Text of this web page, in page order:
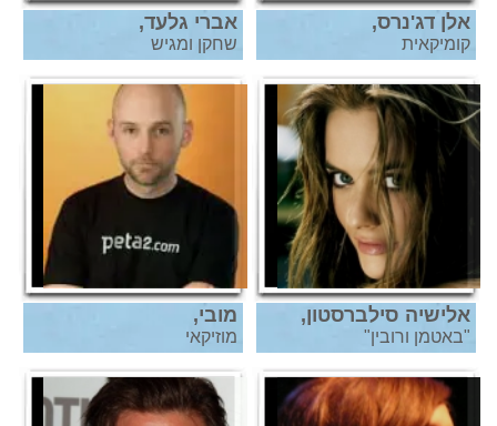
אלן דג'נרס,
קומיקאית
אברי גלעד,
שחקן ומגיש
אלישיה סילברסטון,
"באטמן ורובין" מוזיקאי